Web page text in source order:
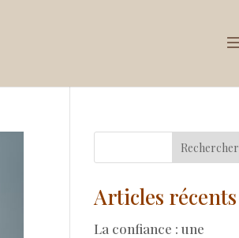
Rechercher
Articles récents
La confiance : une